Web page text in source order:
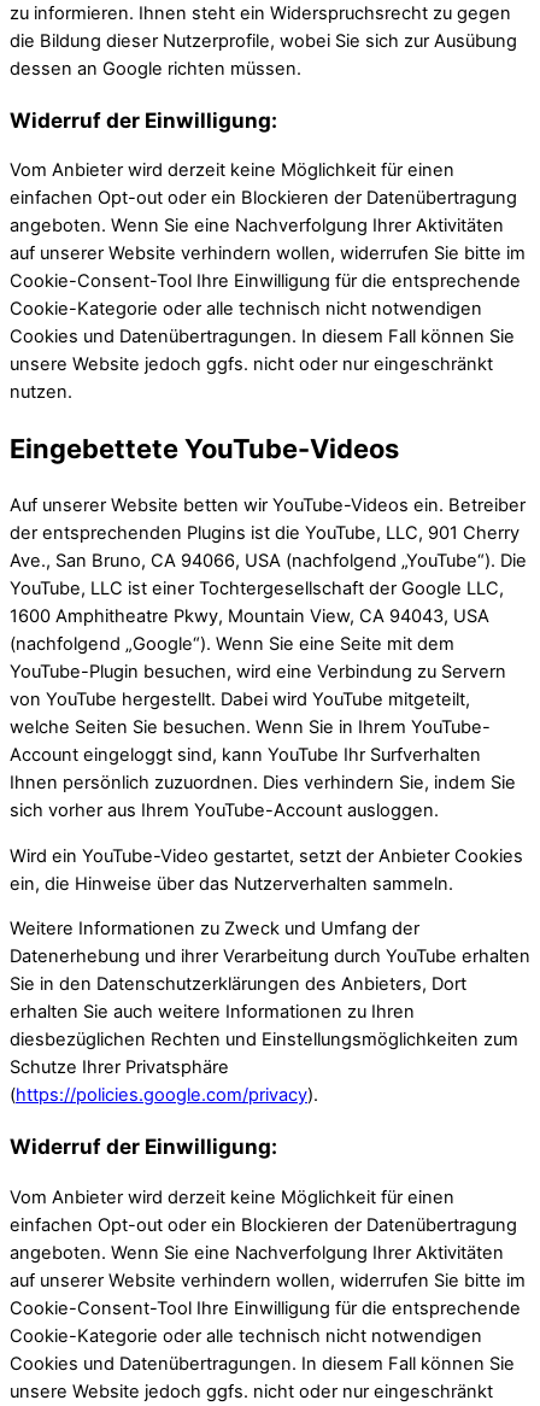
zu informieren. Ihnen steht ein Widerspruchsrecht zu gegen
die Bildung dieser Nutzerprofile, wobei Sie sich zur Ausübung
dessen an Google richten müssen.
Widerruf der Einwilligung:
Vom Anbieter wird derzeit keine Möglichkeit für einen
einfachen Opt-out oder ein Blockieren der Datenübertragung
angeboten. Wenn Sie eine Nachverfolgung Ihrer Aktivitäten
auf unserer Website verhindern wollen, widerrufen Sie bitte im
Cookie-Consent-Tool Ihre Einwilligung für die entsprechende
Cookie-Kategorie oder alle technisch nicht notwendigen
Cookies und Datenübertragungen. In diesem Fall können Sie
unsere Website jedoch ggfs. nicht oder nur eingeschränkt
nutzen.
Eingebettete YouTube-Videos
Auf unserer Website betten wir YouTube-Videos ein. Betreiber
der entsprechenden Plugins ist die YouTube, LLC, 901 Cherry
Ave., San Bruno, CA 94066, USA (nachfolgend „YouTube“). Die
YouTube, LLC ist einer Tochtergesellschaft der Google LLC,
1600 Amphitheatre Pkwy, Mountain View, CA 94043, USA
(nachfolgend „Google“). Wenn Sie eine Seite mit dem
YouTube-Plugin besuchen, wird eine Verbindung zu Servern
von YouTube hergestellt. Dabei wird YouTube mitgeteilt,
welche Seiten Sie besuchen. Wenn Sie in Ihrem YouTube-
Account eingeloggt sind, kann YouTube Ihr Surfverhalten
Ihnen persönlich zuzuordnen. Dies verhindern Sie, indem Sie
sich vorher aus Ihrem YouTube-Account ausloggen.
Wird ein YouTube-Video gestartet, setzt der Anbieter Cookies
ein, die Hinweise über das Nutzerverhalten sammeln.
Weitere Informationen zu Zweck und Umfang der
Datenerhebung und ihrer Verarbeitung durch YouTube erhalten
Sie in den Datenschutzerklärungen des Anbieters, Dort
erhalten Sie auch weitere Informationen zu Ihren
diesbezüglichen Rechten und Einstellungsmöglichkeiten zum
Schutze Ihrer Privatsphäre
(https://policies.google.com/privacy).
Widerruf der Einwilligung:
Vom Anbieter wird derzeit keine Möglichkeit für einen
einfachen Opt-out oder ein Blockieren der Datenübertragung
angeboten. Wenn Sie eine Nachverfolgung Ihrer Aktivitäten
auf unserer Website verhindern wollen, widerrufen Sie bitte im
Cookie-Consent-Tool Ihre Einwilligung für die entsprechende
Cookie-Kategorie oder alle technisch nicht notwendigen
Cookies und Datenübertragungen. In diesem Fall können Sie
unsere Website jedoch ggfs. nicht oder nur eingeschränkt